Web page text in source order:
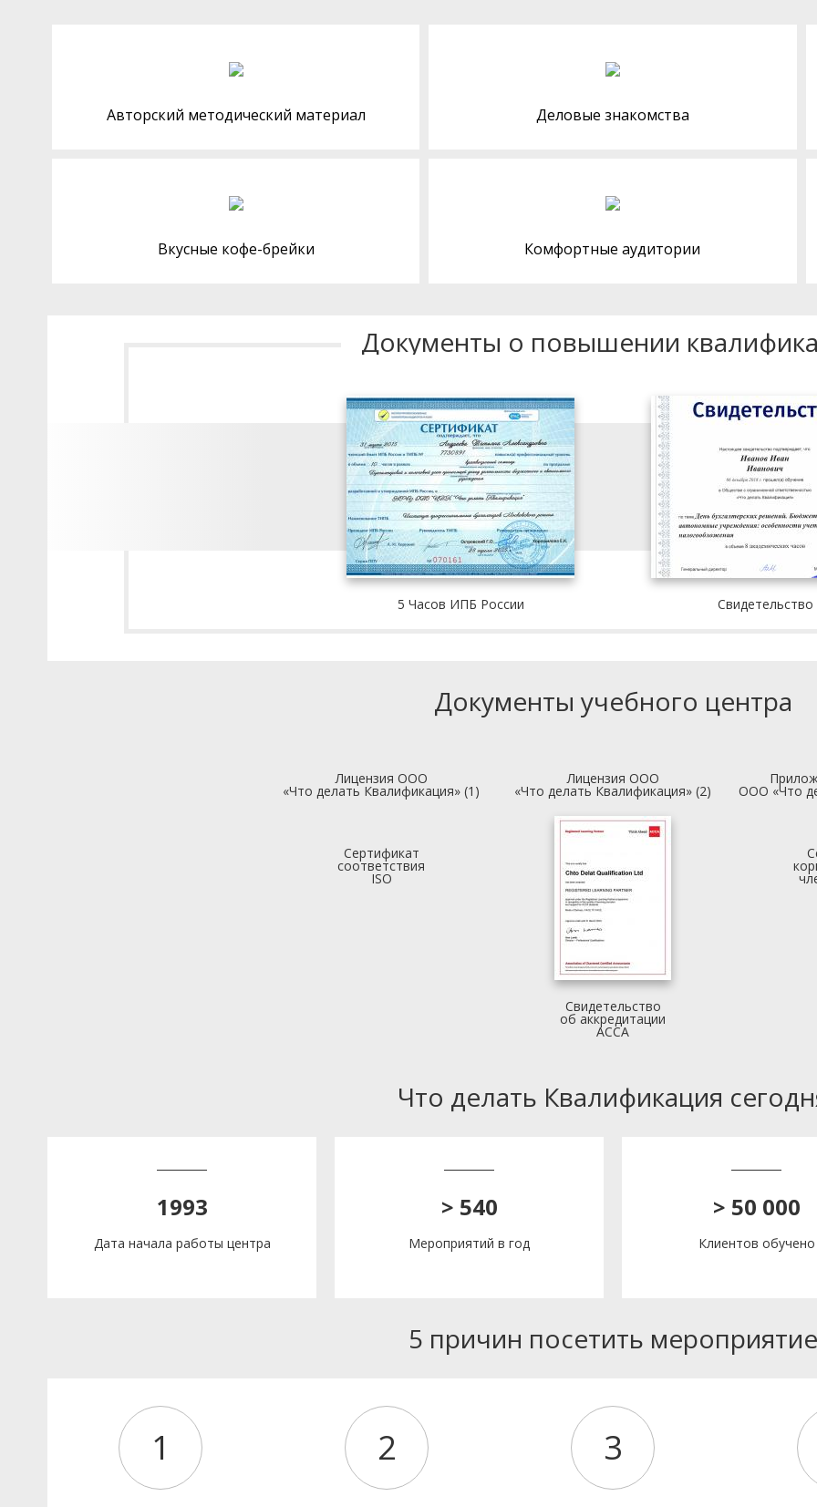
Авторский методический материал Деловые знакомства
Вкусные кофе-брейки Комфортные аудитории
Документы о повышении
5 Часов ИПБ России Свидетельство
Документы учебного центра
Лицензия ООО
«Что делать Квалификация» (1)
Лицензия ООО
«Что делать Квалификация» (2) ООО «Что
Сертификат
соответствия
ISO
Свидетельство
об аккредитации
АССА
Что делать Квалификация
1993
Дата начала работы центра
> 540
Мероприятий в год
> 50 000
Клиентов обучено
5 причин посетить мероприятие
1 2 3